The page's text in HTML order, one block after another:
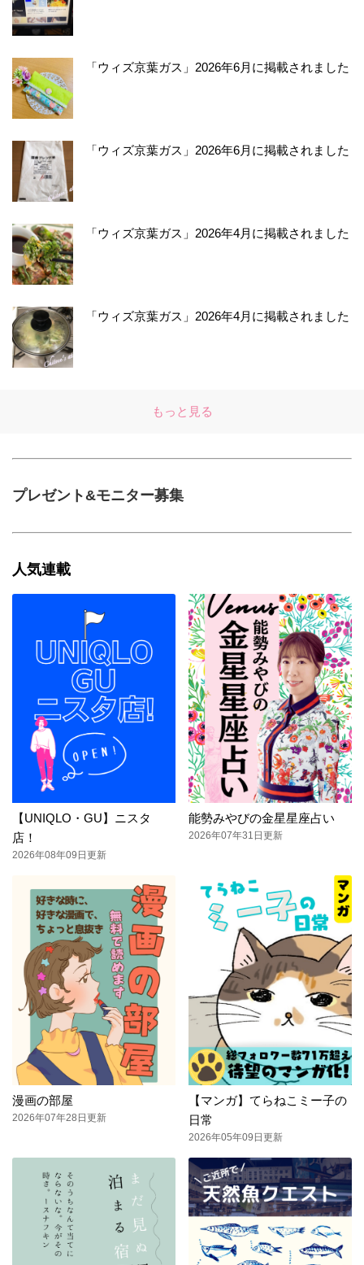
「ウィズ京葉ガス」2026年6月に掲載されました
「ウィズ京葉ガス」2026年6月に掲載されました
「ウィズ京葉ガス」2026年4月に掲載されました
「ウィズ京葉ガス」2026年4月に掲載されました
もっと見る
プレゼント&モニター募集
人気連載
【UNIQLO・GU】ニスタ
店！
2026年08年09日更新
能勢みやびの金星星座占い
2026年07年31日更新
漫画の部屋
2026年07年28日更新
【マンガ】てらねこミー子の
日常
2026年05年09日更新